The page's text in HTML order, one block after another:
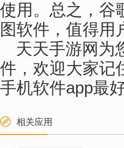
使用。总之，谷
图软件，值得用
天天手游网为
件，欢迎大家记
手机软件app最
相关应用